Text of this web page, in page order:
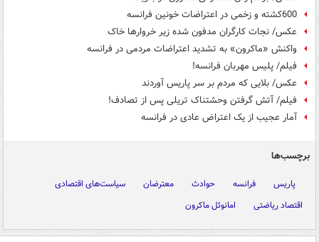
600کشته و زخمی در اعتراضات خونین فرانسه
عکس/ نجات کارگران مدفون شده زیر خروارها خاک
واکنش «ماکرون» به تشدید اعتراضات مردمی در فرانسه
فیلم/ پلیس مهربان فرانسه!
عکس/ بلایی که مردم بر سر پاریس آوردند
فیلم/ آتش گرفتن وحشتناک تریلی پس از تصادف!
آمار عجیب از یک اعتراض عادی در فرانسه
برچسب‌ها
پاریس فرانسه حوادث معترضان
سیاست‌های اقتصادی
اقتصاد ریاضتی
امانوئل ماکرون